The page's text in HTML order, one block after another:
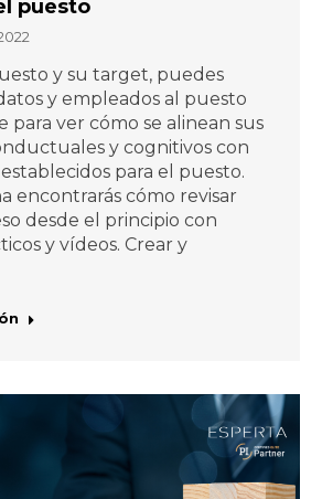
puesto
y su target, puedes
y empleados al puesto
para ver cómo se alinean sus
y cognitivos con
para el puesto.
encontrarás cómo revisar
desde el principio con
y vídeos. Crear y